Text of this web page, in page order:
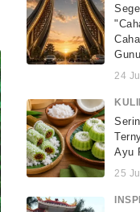
24
Ayu
25